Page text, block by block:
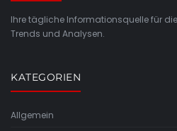
Ihre tägliche Informationsquelle für
Trends und Analysen.
KATEGORIEN
Allgemein